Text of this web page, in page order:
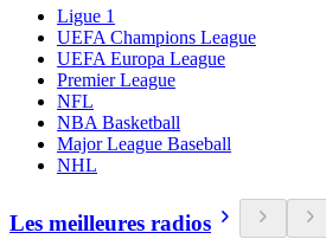
Ligue 1
UEFA Champions League
UEFA Europa League
Premier League
NFL
NBA Basketball
Major League Baseball
NHL
Les meilleures radios